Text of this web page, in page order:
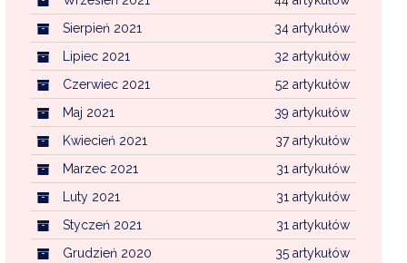
34 artykułów
Sierpień 2021
32 artykułów
Lipiec 2021
52 artykułów
Czerwiec 2021
39 artykułów
Maj 2021
37 artykułów
Kwiecień 2021
31 artykułów
Marzec 2021
31 artykułów
Luty 2021
31 artykułów
Styczeń 2021
35 artykułów
Grudzień 2020